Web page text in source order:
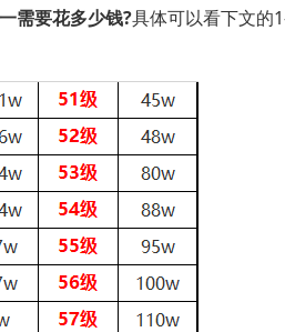
需要花多少钱?具体可以看下文的